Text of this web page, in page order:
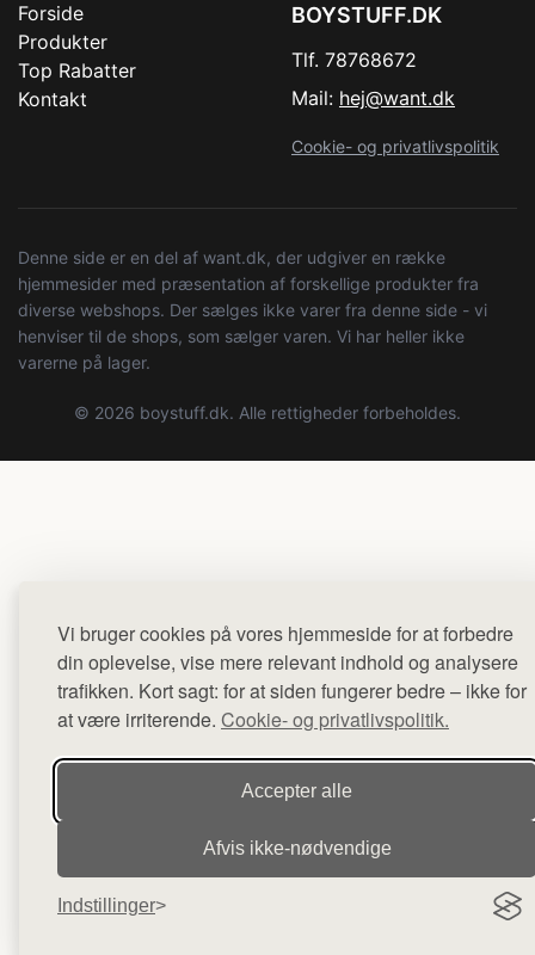
Vi bruger cookies på vores hjemmeside for at forbedre
din oplevelse, vise mere relevant indhold og analysere
trafikken. Kort sagt: for at siden fungerer bedre – ikke for
at være irriterende. Cookie- og privatlivspolitik.
Accepter alle
Afvis ikke‑nødvendige
Indstillinger
Forside
Produkter
Top Rabatter
Kontakt
BOYSTUFF.DK
Tlf. 78768672
Mail: hej@want.dk
Cookie- og privatlivspolitik
Denne side er en del af want.dk, der udgiver en række
hjemmesider med præsentation af forskellige produkter fra
diverse webshops. Der sælges ikke varer fra denne side - vi
henviser til de shops, som sælger varen. Vi har heller ikke
varerne på lager.
© 2026 boystuff.dk. Alle rettigheder forbeholdes.